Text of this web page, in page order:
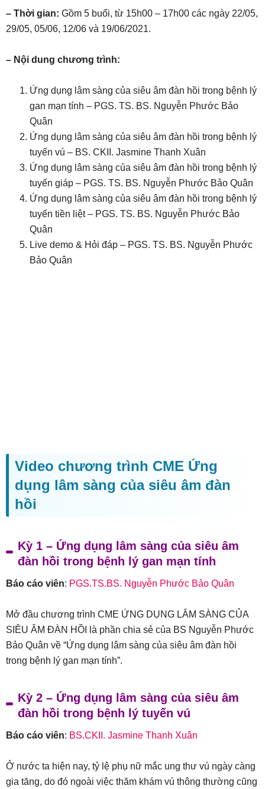
– Thời gian: Gồm 5 buổi, từ 15h00 – 17h00 các ngày 22/05,
29/05, 05/06, 12/06 và 19/06/2021.
– Nội dung chương trình:
Ứng dụng lâm sàng của siêu âm đàn hồi trong bệnh lý
gan mạn tính – PGS. TS. BS. Nguyễn Phước Bảo
Quân
Ứng dụng lâm sàng của siêu âm đàn hồi trong bệnh lý
tuyến vú – BS. CKII. Jasmine Thanh Xuân
Ứng dụng lâm sàng của siêu âm đàn hồi trong bệnh lý
tuyến giáp – PGS. TS. BS. Nguyễn Phước Bảo Quân
Ứng dụng lâm sàng của siêu âm đàn hồi trong bệnh lý
tuyến tiền liệt – PGS. TS. BS. Nguyễn Phước Bảo
Quân
Live demo & Hỏi đáp – PGS. TS. BS. Nguyễn Phước
Bảo Quân
Video chương trình CME Ứng
dụng lâm sàng của siêu âm đàn
hồi
Kỳ 1 – Ứng dụng lâm sàng của siêu âm
đàn hồi trong bệnh lý gan mạn tính
Báo cáo viên: PGS.TS.BS. Nguyễn Phước Bảo Quân
Mở đầu chương trình CME ỨNG DỤNG LÂM SÀNG CỦA
SIÊU ÂM ĐÀN HỒI là phần chia sẻ của BS Nguyễn Phước
Bảo Quân về “Ứng dụng lâm sàng của siêu âm đàn hồi
trong bệnh lý gan mạn tính”.
Kỳ 2 – Ứng dụng lâm sàng của siêu âm
đàn hồi trong bệnh lý tuyến vú
Báo cáo viên: BS.CKII. Jasmine Thanh Xuân
Ở nước ta hiện nay, tỷ lệ phụ nữ mắc ung thư vú ngày càng
gia tăng, do đó ngoài việc thăm khám vú thông thường cũng